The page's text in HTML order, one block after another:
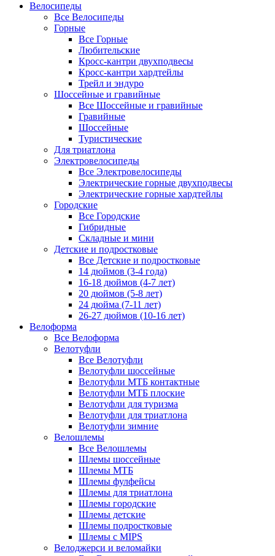
Велосипеды
Все Велосипеды
Горные
Все Горные
Любительские
Кросс-кантри двухподвесы
Кросс-кантри хардтейлы
Трейл и эндуро
Шоссейные и гравийные
Все Шоссейные и гравийные
Гравийные
Шоссейные
Туристические
Для триатлона
Электровелосипеды
Все Электровелосипеды
Электрические горные двухподвесы
Электрические горные хардтейлы
Городские
Все Городские
Гибридные
Складные и мини
Детские и подростковые
Все Детские и подростковые
14 дюймов (3-4 года)
16-18 дюймов (4-7 лет)
20 дюймов (5-8 лет)
24 дюйма (7-11 лет)
26-27 дюймов (10-16 лет)
Велоформа
Все Велоформа
Велотуфли
Все Велотуфли
Велотуфли шоссейные
Велотуфли МТБ контактные
Велотуфли МТБ плоские
Велотуфли для туризма
Велотуфли для триатлона
Велотуфли зимние
Велошлемы
Все Велошлемы
Шлемы шоссейные
Шлемы МТБ
Шлемы фулфейсы
Шлемы для триатлона
Шлемы городские
Шлемы детские
Шлемы подростковые
Шлемы с MIPS
Велоджерси и веломайки